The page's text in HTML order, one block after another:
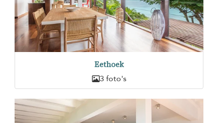
Eethoek
3 foto's